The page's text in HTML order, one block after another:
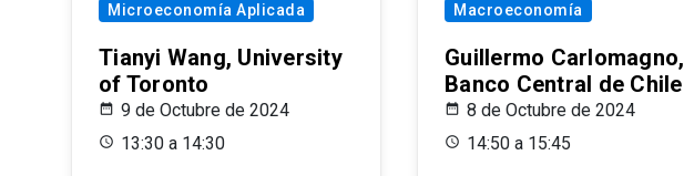
Microeconomía Aplicada
Tianyi Wang, University
of Toronto
9 de Octubre de 2024
13:30 a 14:30
Macroeconomía
Guillermo Carlomagno,
Banco Central de Chile
8 de Octubre de 2024
14:50 a 15:45